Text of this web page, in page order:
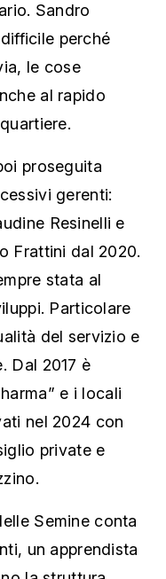
Sandro
perché
le cose
al rapido
proseguita
gerenti:
Resinelli e
Frattini dal 2020.
stata al
Particolare
del servizio e
Dal 2017 è
e i locali
nel 2024 con
private e
Semine conta
un apprendista